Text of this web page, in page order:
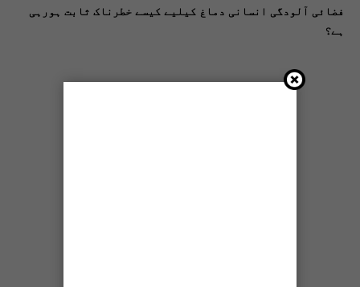
فضائی آلودگی انسانی دماغ کیلیے کیسے خطرناک ثابت ہورہی
ہے؟